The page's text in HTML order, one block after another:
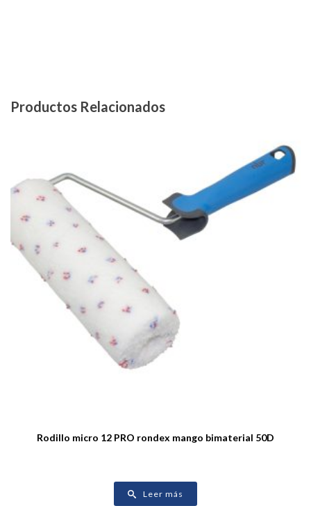
Productos Relacionados
Rodillo micro 12 PRO rondex mango bimaterial 50D
Leer más